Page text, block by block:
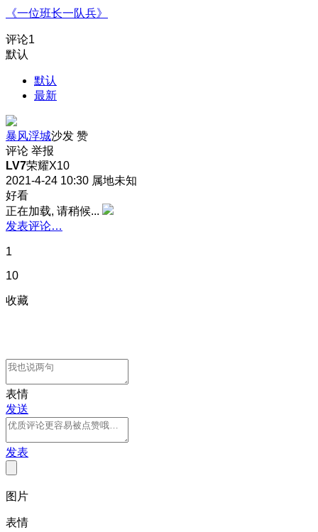
《一位班长一队兵》
评论1
默认
默认
最新
暴风浮城沙发 赞
评论 举报
LV7荣耀X10
2021-4-24 10:30 属地未知
好看
正在加载, 请稍候...
发表评论…
1
10
收藏
表情
发送
发表
图片
表情